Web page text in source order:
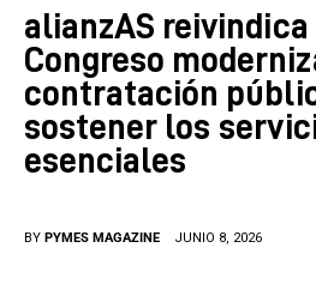
Cultura
LifeStyle
Directorio
alianzAS
Congreso
contratación
sostener los
esenciales
BY PYMES MAGAZINE JUNIO 8, 2026